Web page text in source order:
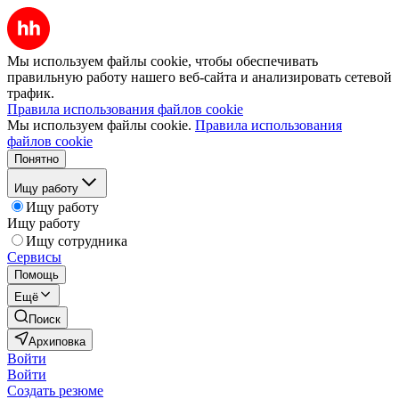
Мы используем файлы cookie, чтобы обеспечивать
правильную работу нашего веб-сайта и анализировать сетевой
трафик.
Правила использования файлов cookie
Мы используем файлы cookie. Правила использования
файлов cookie
Понятно
Ищу работу
Ищу работу
Ищу работу
Ищу сотрудника
Сервисы
Помощь
Ещё
Поиск
Архиповка
Войти
Войти
Создать резюме